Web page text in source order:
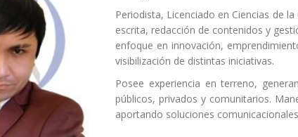
Periodista, Licenciado en Ciencias de
escrita, redacción de contenidos y
enfoque en innovación,
visibilización de distintas iniciativas.
Posee experiencia en terreno,
públicos, privados y comunitarios.
aportando soluciones